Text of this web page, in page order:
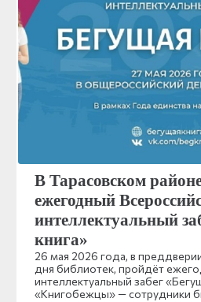
В Тарасовском
ежегодный
интеллектуальный
книга»
26 мая 2026 года, в
дня библиотек, пройдёт
интеллектуальный забег
«Книгобежцы» — сотрудники